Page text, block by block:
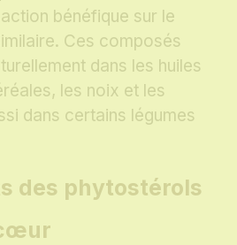
bénéfique sur le
Ces composés
dans les huiles
les noix et les
dans certains légumes
des phytostérols